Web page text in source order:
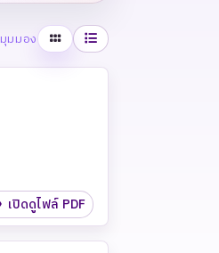
มุมมอง ตารางรายการ
เปิดดูไฟล์ PDF